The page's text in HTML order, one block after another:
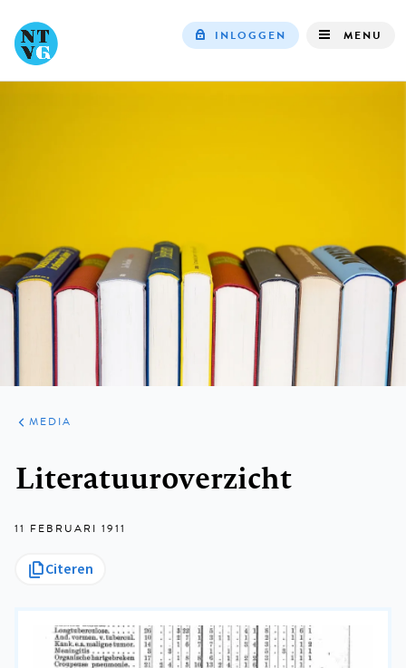
INLOGGEN MENU
ARTIKELEN
VARIA
MEDIA
Literatuuroverzicht
11 FEBRUARI 1911
Citeren